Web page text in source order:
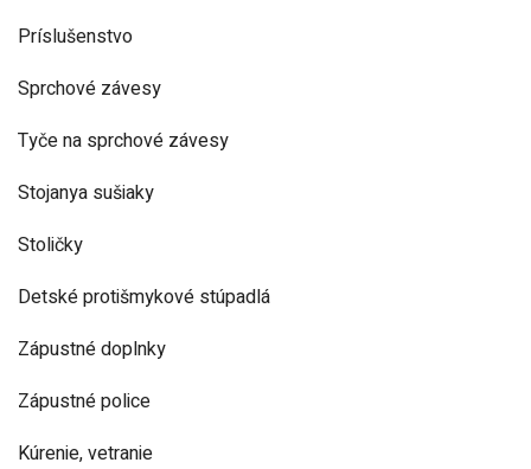
Príslušenstvo
Sprchové závesy
Tyče na sprchové závesy
Stojanya sušiaky
Stoličky
Detské protišmykové stúpadlá
Zápustné doplnky
Zápustné police
Kúrenie, vetranie